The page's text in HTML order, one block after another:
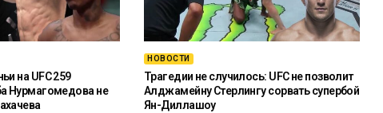
на UFC 259
Нурмагомедова не
НОВОСТИ
Трагедии не случилось: UFC не позволит
Алджамейну Стерлингу сорвать супербой
Ян-Диллашоу